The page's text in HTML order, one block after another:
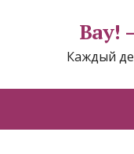
Вау!
Каждый